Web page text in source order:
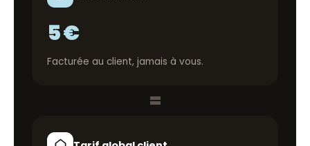
5 €
Facturée au client, jamais à vous.
=